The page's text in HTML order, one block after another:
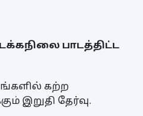
பாடத்திட்ட
கற்ற
இறுதி தேர்வு.